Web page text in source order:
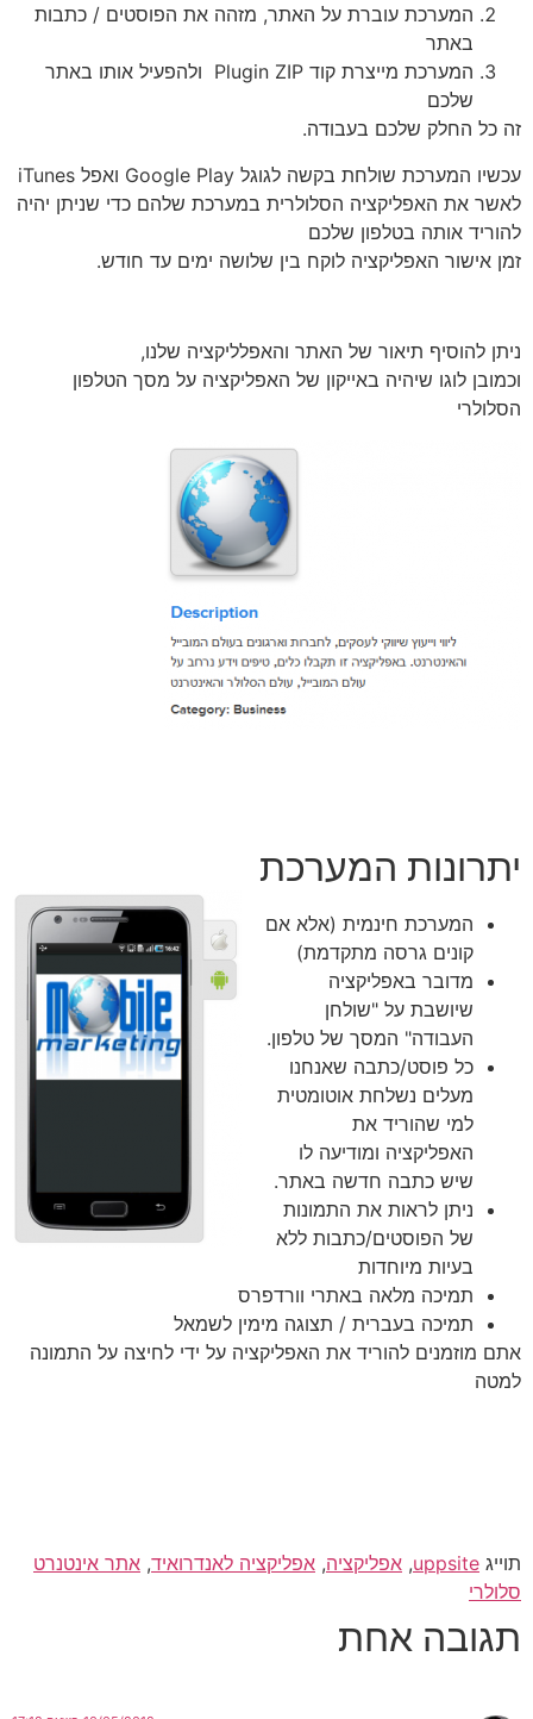
המערכת עוברת על האתר, מזהה את הפוסטים / כתבות
באתר
המערכת מייצרת קוד Plugin ZIP ולהפעיל אותו באתר
שלכם
זה כל החלק שלכם בעבודה.
עכשיו המערכת שולחת בקשה לגוגל Google Play ואפל iTunes
לאשר את האפליקציה הסלולרית במערכת שלהם כדי שניתן יהיה
להוריד אותה בטלפון שלכם
זמן אישור האפליקציה לוקח בין שלושה ימים עד חודש.
ניתן להוסיף תיאור של האתר והאפלליקציה שלנו,
וכמובן לוגו שיהיה באייקון של האפליקציה על מסך הטלפון
הסלולרי
יתרונות המערכת
המערכת חינמית (אלא אם
קונים גרסה מתקדמת)
מדובר באפליקציה
שיושבת על "שולחן
העבודה" המסך של טלפון.
כל פוסט/כתבה שאנחנו
מעלים נשלחת אוטומטית
למי שהוריד את
האפליקציה ומודיעה לו
שיש כתבה חדשה באתר.
ניתן לראות את התמונות
של הפוסטים/כתבות ללא
בעיות מיוחדות
תמיכה מלאה באתרי וורדפרס
תמיכה בעברית / תצוגה מימין לשמאל
אתם מוזמנים להוריד את האפליקציה על ידי לחיצה על התמונה
למטה
תוייג uppsite
, אפליקציה, אפליקציה לאנדרואיד, אתר אינטנרט
סלולרי
תגובה אחת